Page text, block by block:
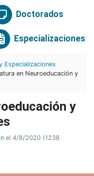
Doctorados
Especializaciones
Especializaciones
en Neuroeducación y
y
el 4/8/2020 (1238